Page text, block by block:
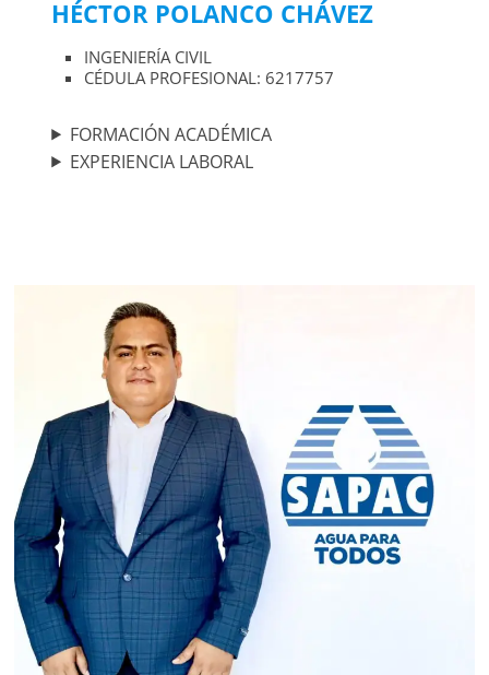
HÉCTOR POLANCO CHÁVEZ
INGENIERÍA CIVIL
CÉDULA PROFESIONAL: 6217757
FORMACIÓN ACADÉMICA
EXPERIENCIA LABORAL